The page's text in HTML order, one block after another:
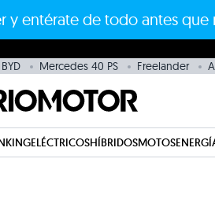
y entérate de todo antes que
BYD Mercedes 40 PS Freelander
ELÉCTRICOSHÍBRIDOSMOTOS